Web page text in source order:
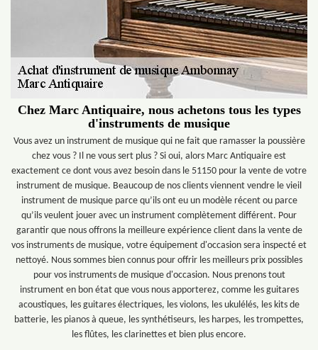
Chez Marc Antiquaire, nous achetons tous les types
d'instruments de musique
Vous avez un instrument de musique qui ne fait que ramasser la poussière
chez vous ? Il ne vous sert plus ? Si oui, alors Marc Antiquaire est
exactement ce dont vous avez besoin dans le 51150 pour la vente de votre
instrument de musique. Beaucoup de nos clients viennent vendre le vieil
instrument de musique parce qu’ils ont eu un modèle récent ou parce
qu’ils veulent jouer avec un instrument complètement différent. Pour
garantir que nous offrons la meilleure expérience client dans la vente de
vos instruments de musique, votre équipement d'occasion sera inspecté et
nettoyé. Nous sommes bien connus pour offrir les meilleurs prix possibles
pour vos instruments de musique d'occasion. Nous prenons tout
instrument en bon état que vous nous apporterez, comme les guitares
acoustiques, les guitares électriques, les violons, les ukulélés, les kits de
batterie, les pianos à queue, les synthétiseurs, les harpes, les trompettes,
les flûtes, les clarinettes et bien plus encore.